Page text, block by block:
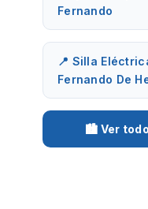
Fernando
📍 Silla
Fernando De
🏙️ Ver